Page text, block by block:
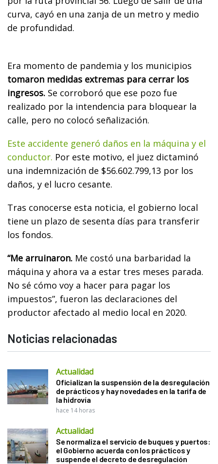
curva, cayó en una zanja de un metro y medio
de profundidad.
Era momento de pandemia y los municipios
tomaron medidas extremas para cerrar los
ingresos. Se corroboró que ese pozo fue
realizado por la intendencia para bloquear la
calle, pero no colocó señalización.
Este accidente generó daños en la máquina y el
conductor. Por este motivo, el juez dictaminó
una indemnización de $56.602.799,13 por los
daños, y el lucro cesante.
Tras conocerse esta noticia, el gobierno local
tiene un plazo de sesenta días para transferir
los fondos.
“Me arruinaron. Me costó una barbaridad la
máquina y ahora va a estar tres meses parada.
No sé cómo voy a hacer para pagar los
impuestos”, fueron las declaraciones del
productor afectado al medio local en 2020.
Noticias relacionadas
Actualidad
Oficializan la suspensión de la desregulación
de prácticos y hay novedades en la tarifa de
la hidrovía
hace 14 horas
Actualidad
Se normaliza el servicio de buques y puertos:
el Gobierno acuerda con los prácticos y
suspende el decreto de desregulación